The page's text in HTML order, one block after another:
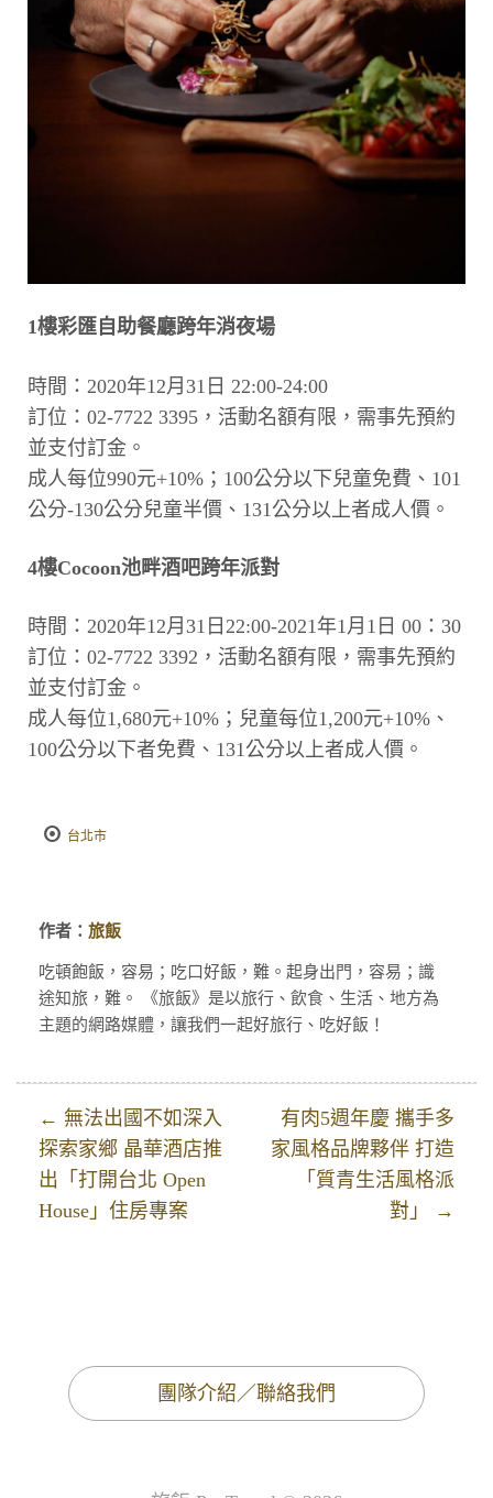
1樓彩匯自助餐廳跨年消夜場
時間：2020年12月31日 22:00-24:00
訂位：02-7722 3395，活動名額有限，需事先預約
並支付訂金。
成人每位990元+10%；100公分以下兒童免費、101
公分-130公分兒童半價、131公分以上者成人價。
4樓Cocoon池畔酒吧跨年派對
時間：2020年12月31日22:00-2021年1月1日 00：30
訂位：02-7722 3392，活動名額有限，需事先預約
並支付訂金。
成人每位1,680元+10%；兒童每位1,200元+10%、
100公分以下者免費、131公分以上者成人價。
台北市
作者： 旅飯
吃頓飽飯，容易；吃口好飯，難。起身出門，容易；識
途知旅，難。 《旅飯》是以旅行、飲食、生活、地方為
主題的網路媒體，讓我們一起好旅行、吃好飯！
← 無法出國不如深入
探索家鄉 晶華酒店推
出「打開台北 Open
House」住房專案
有肉5週年慶 攜手多
家風格品牌夥伴 打造
「質青生活風格派
對」 →
團隊介紹／聯絡我們